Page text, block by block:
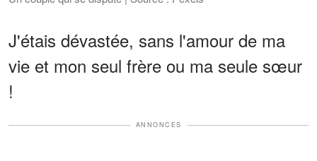
J'étais dévastée, sans l'amour de ma
vie et mon seul frère ou ma seule sœur
!
ANNONCES